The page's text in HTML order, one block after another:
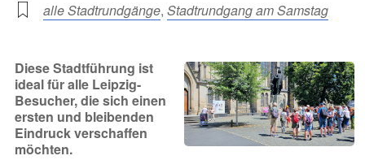
alle Stadtrundgänge, Stadtrundgang am Samstag
Diese Stadtführung ist
ideal für alle Leipzig-
Besucher, die sich einen
ersten und bleibenden
Eindruck verschaffen
möchten.